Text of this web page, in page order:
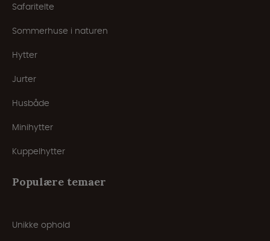
Safaritelte
Sommerhuse i naturen
Hytter
Jurter
Husbåde
Minihytter
Kuppelhytter
Populære temaer
Unikke ophold